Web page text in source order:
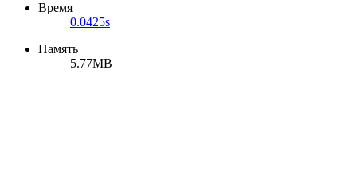
Время
0.0425s
Память
5.77MB